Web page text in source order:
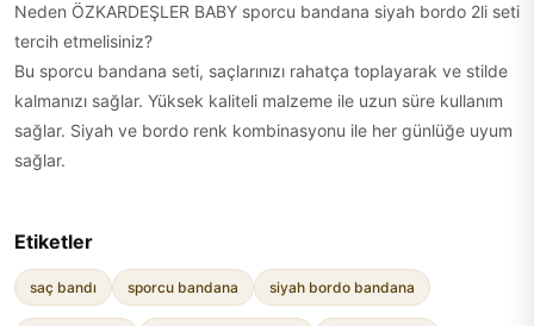
Neden ÖZKARDEŞLER BABY sporcu bandana siyah bordo 2li seti
tercih etmelisiniz?
Bu sporcu bandana seti, saçlarınızı rahatça toplayarak ve stilde
kalmanızı sağlar. Yüksek kaliteli malzeme ile uzun süre kullanım
sağlar. Siyah ve bordo renk kombinasyonu ile her günlüğe uyum
sağlar.
Etiketler
saç bandı sporcu bandana siyah bordo bandana